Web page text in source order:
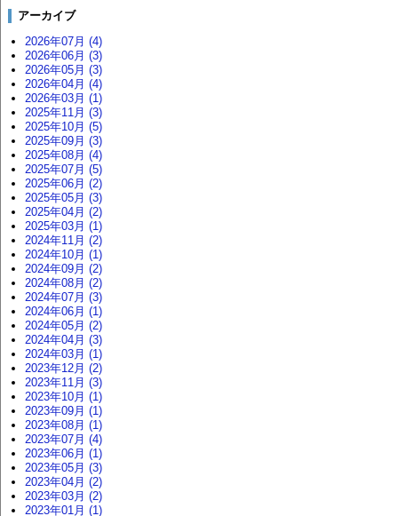
アーカイブ
2026年07月 (4)
2026年06月 (3)
2026年05月 (3)
2026年04月 (4)
2026年03月 (1)
2025年11月 (3)
2025年10月 (5)
2025年09月 (3)
2025年08月 (4)
2025年07月 (5)
2025年06月 (2)
2025年05月 (3)
2025年04月 (2)
2025年03月 (1)
2024年11月 (2)
2024年10月 (1)
2024年09月 (2)
2024年08月 (2)
2024年07月 (3)
2024年06月 (1)
2024年05月 (2)
2024年04月 (3)
2024年03月 (1)
2023年12月 (2)
2023年11月 (3)
2023年10月 (1)
2023年09月 (1)
2023年08月 (1)
2023年07月 (4)
2023年06月 (1)
2023年05月 (3)
2023年04月 (2)
2023年03月 (2)
2023年01月 (1)